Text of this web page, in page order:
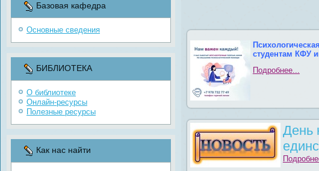
Базовая кафедра
Основные сведения
БИБЛИОТЕКА
О библиотеке
Онлайн-ресурсы
Полезные ресурсы
Как нас найти
студентам КФУ
Подробнее...
День